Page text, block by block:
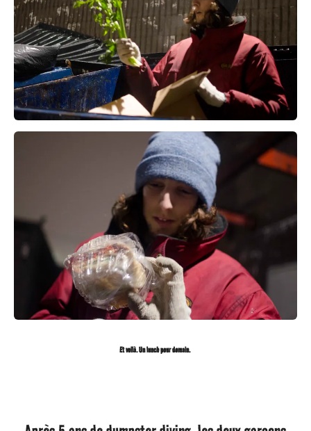
Et voilà. Un lunch pour demain.